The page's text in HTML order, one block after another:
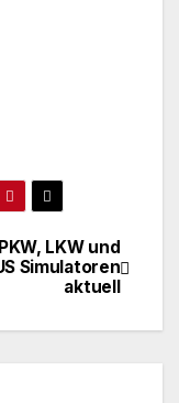
LKW und
Simulatoren
aktuell